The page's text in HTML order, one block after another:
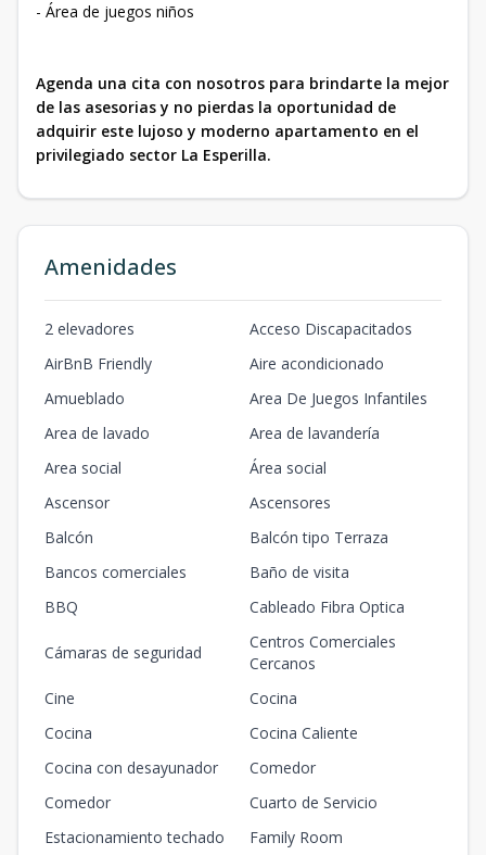
- ⁠Área de juegos niños
Agenda una cita con nosotros para brindarte la mejor
de las asesorias y no pierdas la oportunidad de
adquirir este lujoso y moderno apartamento en el
privilegiado sector La Esperilla.
Amenidades
2 elevadores
Acceso Discapacitados
AirBnB Friendly
Aire acondicionado
Amueblado
Area De Juegos Infantiles
Area de lavado
Area de lavandería
Area social
Área social
Ascensor
Ascensores
Balcón
Balcón tipo Terraza
Bancos comerciales
Baño de visita
BBQ
Cableado Fibra Optica
Cámaras de seguridad
Centros Comerciales
Cercanos
Cine
Cocina
Cocina
Cocina Caliente
Cocina con desayunador
Comedor
Comedor
Cuarto de Servicio
Estacionamiento techado
Family Room